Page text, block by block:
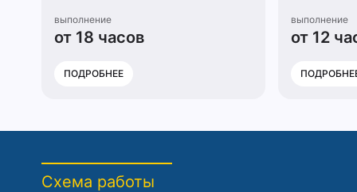
выполнение
от 18 часов
ПОДРОБНЕЕ
выполнение
от 12
Схема работы